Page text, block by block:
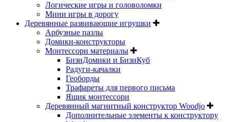
Логические игры и головоломки
Мини игры в дорогу
Деревянные развивающие игрушки
Арбузные пазлы
Домики-конструкторы
Монтессори материалы
БизиДомики и БизиКуб
Радуги-качалки
Геоборды
Трафареты для первого письма
Ящик монтессори
Деревянный магнитный конструктор Woodjo
Дополнительные элементы к конструктору